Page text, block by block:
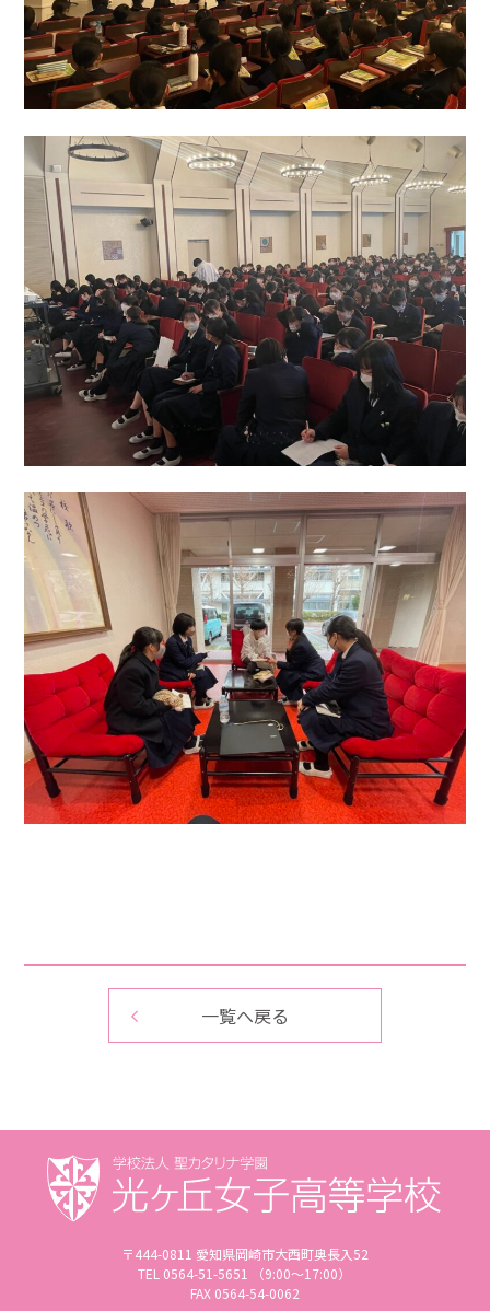
一覧へ戻る
〒444-0811 愛知県岡崎市大西町奥長入52
TEL 0564-51-5651 （9:00〜17:00）
FAX 0564-54-0062